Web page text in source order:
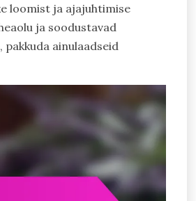
loomist ja ajajuhtimise
ja soodustavad
ainulaadseid